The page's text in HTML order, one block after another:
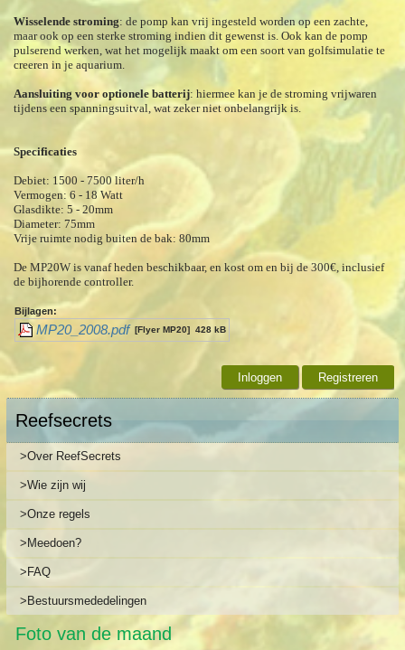
Wisselende stroming: de pomp kan vrij ingesteld worden op een zachte,
maar ook op een sterke stroming indien dit gewenst is. Ook kan de pomp
pulserend werken, wat het mogelijk maakt om een soort van golfsimulatie te
creeren in je aquarium.
Aansluiting voor optionele batterij: hiermee kan je de stroming vrijwaren
tijdens een spanningsuitval, wat zeker niet onbelangrijk is.
Specificaties
Debiet: 1500 - 7500 liter/h
Vermogen: 6 - 18 Watt
Glasdikte: 5 - 20mm
Diameter: 75mm
Vrije ruimte nodig buiten de bak: 80mm
De MP20W is vanaf heden beschikbaar, en kost om en bij de 300€, inclusief
de bijhorende controller.
Bijlagen:
MP20_2008.pdf [Flyer MP20] 428 kB
Inloggen Registreren
Reefsecrets
>Over ReefSecrets
>Wie zijn wij
>Onze regels
>Meedoen?
>FAQ
>Bestuursmededelingen
Foto van de maand